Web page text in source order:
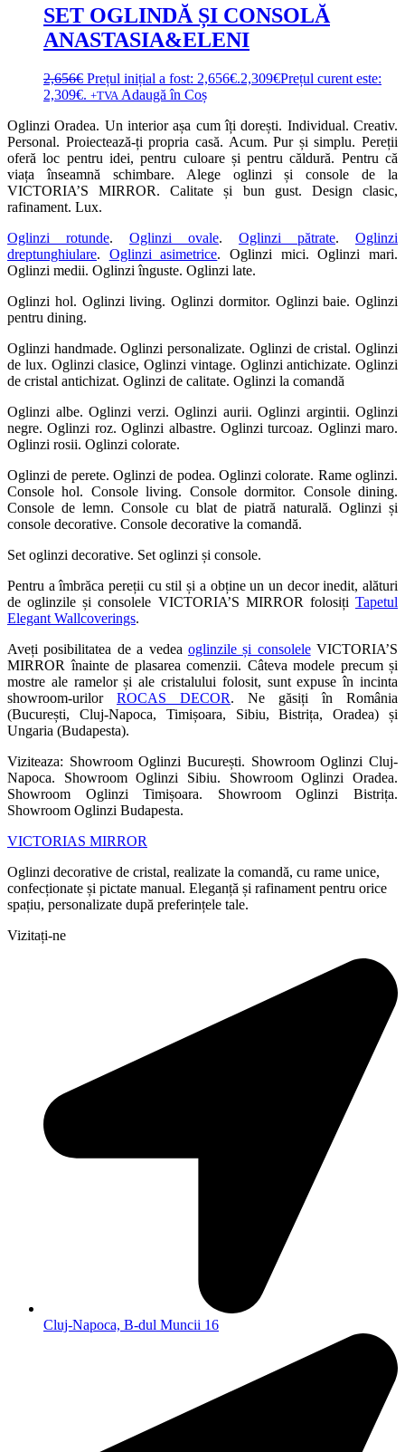
SET OGLINDĂ ȘI CONSOLĂ
ANASTASIA&ELENI
2,656€ Prețul inițial a fost: 2,656€.2,309€Prețul curent este:
2,309€. +TVA Adaugă în Coș
Oglinzi Oradea. Un interior așa cum îți dorești. Individual. Creativ.
Personal. Proiectează-ți propria casă. Acum. Pur și simplu. Pereții
oferă loc pentru idei, pentru culoare și pentru căldură. Pentru că
viața înseamnă schimbare. Alege oglinzi și console de la
VICTORIA’S MIRROR. Calitate și bun gust. Design clasic,
rafinament. Lux.
Oglinzi rotunde. Oglinzi ovale. Oglinzi pătrate. Oglinzi
dreptunghiulare. Oglinzi asimetrice. Oglinzi mici. Oglinzi mari.
Oglinzi medii. Oglinzi înguste. Oglinzi late.
Oglinzi hol. Oglinzi living. Oglinzi dormitor. Oglinzi baie. Oglinzi
pentru dining.
Oglinzi handmade. Oglinzi personalizate. Oglinzi de cristal. Oglinzi
de lux. Oglinzi clasice, Oglinzi vintage. Oglinzi antichizate. Oglinzi
de cristal antichizat. Oglinzi de calitate. Oglinzi la comandă
Oglinzi albe. Oglinzi verzi. Oglinzi aurii. Oglinzi argintii. Oglinzi
negre. Oglinzi roz. Oglinzi albastre. Oglinzi turcoaz. Oglinzi maro.
Oglinzi rosii. Oglinzi colorate.
Oglinzi de perete. Oglinzi de podea. Oglinzi colorate. Rame oglinzi.
Console hol. Console living. Console dormitor. Console dining.
Console de lemn. Console cu blat de piatră naturală. Oglinzi și
console decorative. Console decorative la comandă.
Set oglinzi decorative. Set oglinzi și console.
Pentru a îmbrăca pereții cu stil și a obține un un decor inedit, alături
de oglinzile și consolele VICTORIA’S MIRROR folosiți Tapetul
Elegant Wallcoverings.
Aveți posibilitatea de a vedea oglinzile și consoleleVICTORIA’S
MIRROR înainte de plasarea comenzii. Câteva modele precum și
mostre ale ramelor și ale cristalului folosit, sunt expuse în incinta
showroom-urilor ROCAS DECOR. Ne găsiți în România
(București, Cluj-Napoca, Timișoara, Sibiu, Bistrița, Oradea) și
Ungaria (Budapesta).
Viziteaza: Showroom Oglinzi București. Showroom Oglinzi Cluj-
Napoca. Showroom Oglinzi Sibiu. Showroom Oglinzi Oradea.
Showroom Oglinzi Timișoara. Showroom Oglinzi Bistrița.
Showroom Oglinzi Budapesta.
VICTORIAS MIRROR
Oglinzi decorative de cristal, realizate la comandă, cu rame unice,
confecționate și pictate manual. Eleganță și rafinament pentru orice
spațiu, personalizate după preferințele tale.
Vizitați-ne
Cluj-Napoca, B-dul Muncii 16